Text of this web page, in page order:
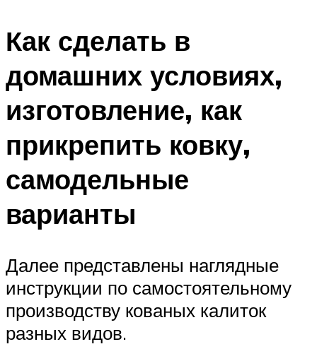
Как сделать в
домашних условиях,
изготовление, как
прикрепить ковку,
самодельные
варианты
Далее представлены наглядные
инструкции по самостоятельному
производству кованых калиток
разных видов.